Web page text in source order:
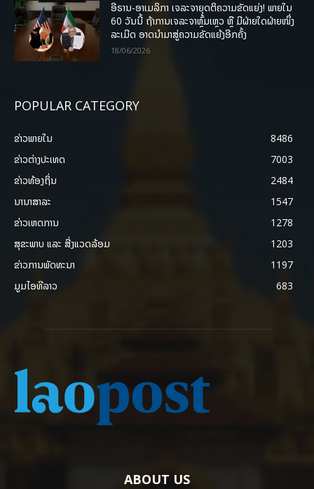
ອີຣານ-ອາເມລິກາ ເຈລະຈາຍຸດຕິຄວາມຂັດແຍ່ງ! ພາຍໃນ
60 ວັນນີ້ ຖ້າການເຈລະຈາຫຼົ້ມເຫຼວ ຫຼື ມີຝ່າຍໃດຝ່າຍໜຶ່ງ
ລະເມີດ ອາດນໍາມາສູ່ຄວາມຂັດແຍ້ງອີກຄັ້ງ
18/06/2026
POPULAR CATEGORY
ຂ່າວພາຍ​ໃນ
8486
ຂ່າວຕ່າງປະເທດ
7003
ຂ່າວທ້ອງຖິ່ນ
2484
ນານາສາລະ
1547
ຂ່າວເຫດການ
1278
ສຸຂະພາບ ແລະ ສີ່ງແວດລ້ອມ
1203
ຂ່າວການພັດທະນາ
1197
ມູມໄອທີລາວ
683
ABOUT US